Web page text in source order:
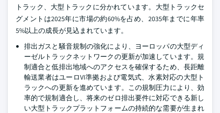
トラック、大型トラックに分かれています。大型トラックセ
グメントは2025年に市場の約60%を占め、2035年までに年率
5%以上の成長が見込まれています。
排出ガスと騒音規制の強化により、ヨーロッパの大型ディ
ーゼルトラックネットワークの更新が加速しています。規
制適合と低排出地域へのアクセスを確保するため、長距離
輸送業者はユーロVI準拠および電気式、水素対応の大型ト
ラックへの更新を進めています。この規制圧力により、効
率的で規制適合し、将来のゼロ排出要件に対応できる新し
い大型トラックプラットフォームの持続的な需要が生まれ